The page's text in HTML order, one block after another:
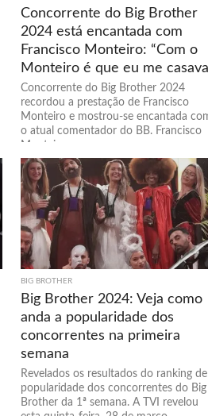
Concorrente do Big Brother
2024 está encantada com
Francisco Monteiro: “Com o
Monteiro é que eu me
Concorrente do Big Brother 2024
recordou a prestação de Francisco
Monteiro e mostrou-se encantada
o atual comentador do BB. Francisco
Monteiro...
BIG BROTHER
Big Brother 2024: Veja como
anda a popularidade dos
concorrentes na primeira
semana
Revelados os resultados do ranking de
popularidade dos concorrentes do Big
Brother da 1ª semana. A TVI revelou